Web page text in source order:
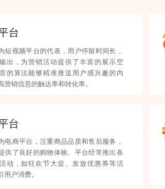
台
短视频平台的代表，用户停留时间长，
出，为营销活动提供了丰富的展示空
的算法能够精准推送用户感兴趣的内
营销信息的触达率和转化率。
台
电商平台，注重商品品质和售后服务，
供了良好的购物体验。平台经常推出各
动，如狂欢节大促、发放优惠券等活
用户消费。